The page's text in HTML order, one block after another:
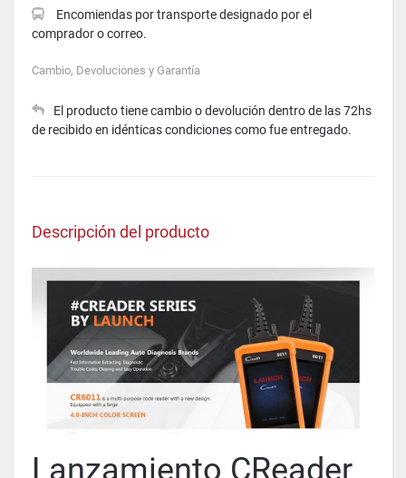
Encomiendas por transporte designado por el
comprador o correo.
Cambio, Devoluciones y Garantía
El producto tiene cambio o devolución dentro de las 72hs
de recibido en idénticas condiciones como fue entregado.
Descripción del producto
Lanzamiento CReader